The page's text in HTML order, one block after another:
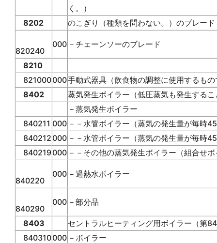
く。）
8202
のこぎり（種類を問わない。）のブレー
820240
000 －チェーンソーのブレード
8210
821000000手動式器具（飲食物の調整に使用するも
8402
蒸気発生ボイラー（低圧蒸気も発生する
－蒸気発生ボイラー
840211 000 －－水管ボイラー（蒸気の発生量が毎時
840212 000 －－水管ボイラー（蒸気の発生量が毎時
840219000 －－その他の蒸気発生ボイラー（組合せ
840220
000 －過熱水ボイラー
840290
000 －部分品
8403
セントラルヒーティング用ボイラー（第
840310000 －ボイラー